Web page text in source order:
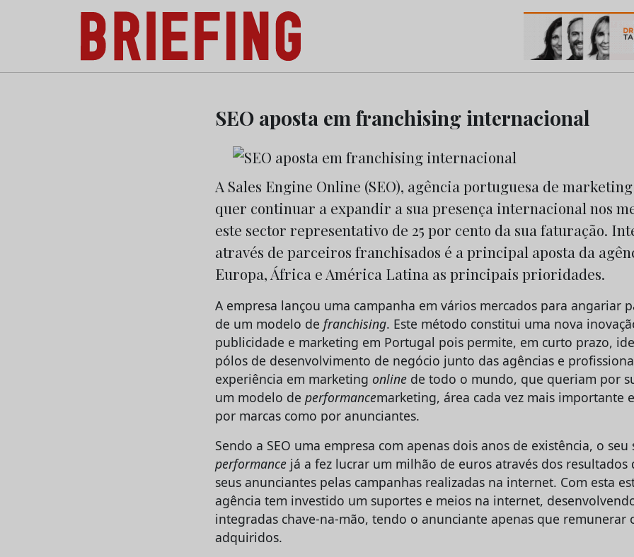
Briefing: Todas as notícias sobre os negócios do Marketing e da Publicidade
SEO aposta em franchising internacional
A Sales Engine Online (SEO), agência portuguesa de
quer continuar a expandir a sua presença internacional nos
este sector representativo de 25 por cento da sua faturação.
através de parceiros franchisados é a principal aposta da
Europa, África e América Latina as principais prioridades.
A empresa lançou uma campanha em vários mercados para angariar
de um modelo de franchising. Este método constitui uma nova
publicidade e marketing em Portugal pois permite, em curto prazo,
pólos de desenvolvimento de negócio junto das agências e
experiência em marketing online de todo o mundo, que queriam por
um modelo de performancemarketing, área cada vez mais importante
por marcas como por anunciantes.
Sendo a SEO uma empresa com apenas dois anos de existência, o seu
performance já a fez lucrar um milhão de euros através dos resultados
seus anunciantes pelas campanhas realizadas na internet. Com esta
agência tem investido um suportes e meios na internet,
integradas chave-na-mão, tendo o anunciante apenas que remunerar
adquiridos.